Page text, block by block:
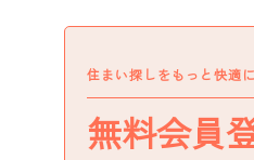
住まい探しをもっと快適に
無料会員